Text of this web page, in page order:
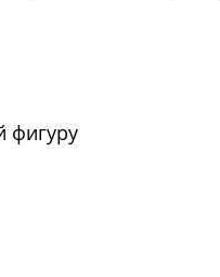
фигуру